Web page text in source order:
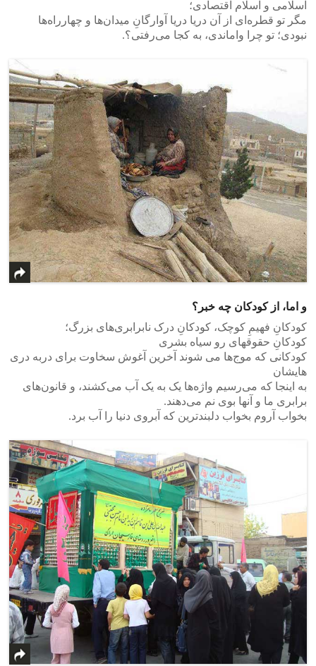
اسلامی و اسلام اقتصادی؛
مگر تو قطره‌ای از آن‌ دریا دریا آوارگانِ میدان‌ها و چهارراه‌ها
نبودی؛ تو چرا واماندی، به کجا می‌رفتی؟.
و اما، از کودکان چه خبر؟
کودکانِ فهیمِ کوچک، کودکانِ درک نابرابری‌های بزرگ؛
کودکانِ حقو‌قهای رو سیاه بشری
کودکانی که موج‌ها می شوند آخرین آغوش سخاوت برای دربه دری
هایشان
به اینجا که می‌رسیم واژه‌ها یک به یک آب می‌کشند، و قانون‌های
برابری ما و آنها بوی‌ نم می‌دهند.
بخواب آروم بخواب دلبندترین که آبروی دنیا را آب برد.